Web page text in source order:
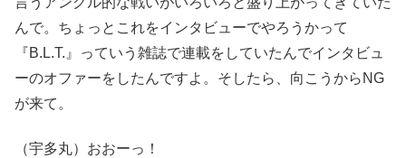
んで。ちょっとこれをインタビューでやろうかって
『B.L.T.』っていう雑誌で連載をしていたんでインタビュ
ーのオファーをしたんですよ。そしたら、向こうからNG
が来て。
（宇多丸）おおーっ！